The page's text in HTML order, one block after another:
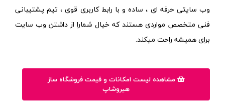
وب سایتی حرفه ای ، ساده و با رابط کاربری قوی ، تیم پشتیبانی
فنی متخصص مواردی هستند که خیال شمارا از داشتن وب سایت
برای همیشه راحت میکند.
مشاهده لیست امکانات و قیمت فروشگاه ساز
هیروشاپ